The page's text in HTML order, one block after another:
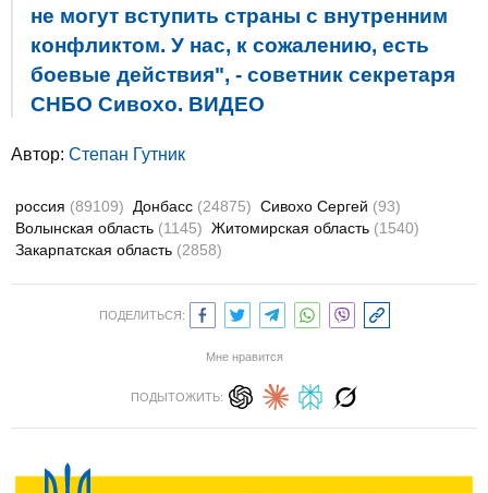
не могут вступить страны с внутренним
конфликтом. У нас, к сожалению, есть
боевые действия", - советник секретаря
СНБО Сивохо. ВИДЕО
Автор: Степан Гутник
россия (89109) Донбасс (24875) Сивохо Сергей (93)
Волынская область (1145) Житомирская область (1540)
Закарпатская область (2858)
ПОДЕЛИТЬСЯ:
Мне нравится
ПОДЫТОЖИТЬ: